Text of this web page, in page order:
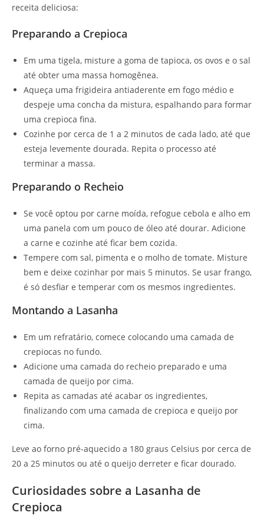
receita deliciosa:
Preparando a Crepioca
Em uma tigela, misture a goma de tapioca, os ovos e o sal
até obter uma massa homogênea.
Aqueça uma frigideira antiaderente em fogo médio e
despeje uma concha da mistura, espalhando para formar
uma crepioca fina.
Cozinhe por cerca de 1 a 2 minutos de cada lado, até que
esteja levemente dourada. Repita o processo até
terminar a massa.
Preparando o Recheio
Se você optou por carne moída, refogue cebola e alho em
uma panela com um pouco de óleo até dourar. Adicione
a carne e cozinhe até ficar bem cozida.
Tempere com sal, pimenta e o molho de tomate. Misture
bem e deixe cozinhar por mais 5 minutos. Se usar frango,
é só desfiar e temperar com os mesmos ingredientes.
Montando a Lasanha
Em um refratário, comece colocando uma camada de
crepiocas no fundo.
Adicione uma camada do recheio preparado e uma
camada de queijo por cima.
Repita as camadas até acabar os ingredientes,
finalizando com uma camada de crepioca e queijo por
cima.
Leve ao forno pré-aquecido a 180 graus Celsius por cerca de
20 a 25 minutos ou até o queijo derreter e ficar dourado.
Curiosidades sobre a Lasanha de
Crepioca